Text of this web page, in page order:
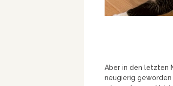
Aber in den letzten
neugierig